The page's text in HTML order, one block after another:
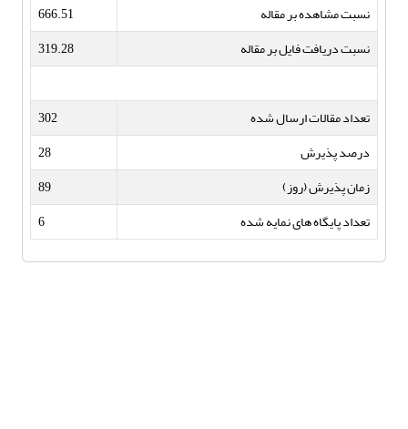
نسبت مشاهده بر مقاله
666.51
نسبت دریافت فایل بر مقاله
319.28
تعداد مقالات ارسال شده
302
درصد پذیرش
28
زمان پذیرش (روز)
89
تعداد پایگاه های نمایه شده
6